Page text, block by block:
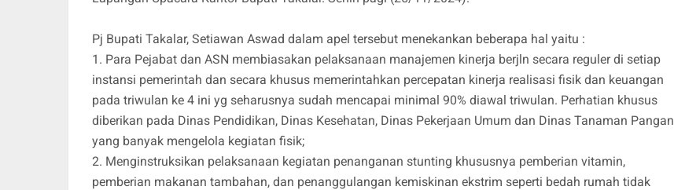
Pj Bupati Takalar, Setiawan Aswad dalam apel tersebut menekankan beberapa hal yaitu :
1. Para Pejabat dan ASN membiasakan pelaksanaan manajemen kinerja berjln secara reguler di setiap
instansi pemerintah dan secara khusus memerintahkan percepatan kinerja realisasi fisik dan keuangan
pada triwulan ke 4 ini yg seharusnya sudah mencapai minimal 90% diawal triwulan. Perhatian khusus
diberikan pada Dinas Pendidikan, Dinas Kesehatan, Dinas Pekerjaan Umum dan Dinas Tanaman Pangan
yang banyak mengelola kegiatan fisik;
2. Menginstruksikan pelaksanaan kegiatan penanganan stunting khususnya pemberian vitamin,
pemberian makanan tambahan, dan penanggulangan kemiskinan ekstrim seperti bedah rumah tidak